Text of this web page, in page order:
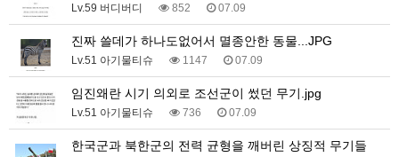
Lv.59 버디버디 852 07.09
진짜 쓸데가 하나도없어서 멸종안한 동물...JPG
Lv.51 아기물티슈 1147 07.09
임진왜란 시기 의외로 조선군이 썼던 무기.jpg
Lv.51 아기물티슈 736 07.09
한국군과 북한군의 전력 균형을 깨버린 상징적 무기들